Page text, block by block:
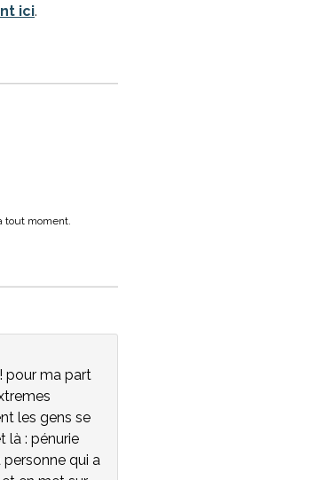
ici.
tout moment.
pour ma part
les gens se
là : pénurie
qui a